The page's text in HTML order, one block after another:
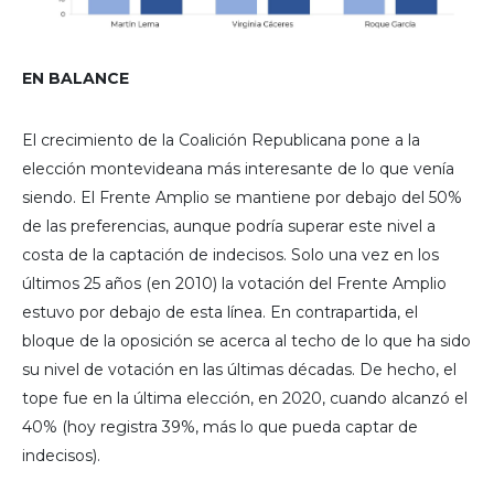
EN BALANCE
El crecimiento de la Coalición Republicana pone a la
elección montevideana más interesante de lo que venía
siendo. El Frente Amplio se mantiene por debajo del 50%
de las preferencias, aunque podría superar este nivel a
costa de la captación de indecisos. Solo una vez en los
últimos 25 años (en 2010) la votación del Frente Amplio
estuvo por debajo de esta línea. En contrapartida, el
bloque de la oposición se acerca al techo de lo que ha sido
su nivel de votación en las últimas décadas. De hecho, el
tope fue en la última elección, en 2020, cuando alcanzó el
40% (hoy registra 39%, más lo que pueda captar de
indecisos).